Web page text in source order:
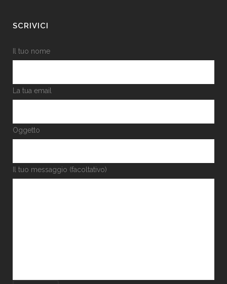
SCRIVICI
Il tuo nome
La tua email
Oggetto
Il tuo messaggio (facoltativo)